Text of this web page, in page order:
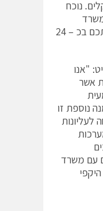
שקלים. נוכח
הביטחון מתחילת השנה מסתכם בכ – 24
"אנו
אשר
נוספת זו
לעליונות
עם משרד